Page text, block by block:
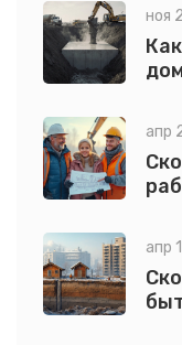
домашних
надежность в
ноя
апр
апр